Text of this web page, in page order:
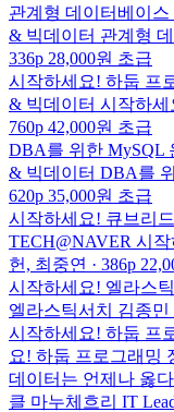
관계형 데이터베이스
& 빅데이터 관계형
336p 28,000원 초급
시작하세요! 하둡 프
& 빅데이터 시작하세
760p 42,000원 초급
DBA를 위한 MySQL
& 빅데이터 DBA를
620p 35,000원 초급
시작하세요! 큐브리드
TECH@NAVER 시작
헌, 최중연 · 386p
시작하세요! 엘라스틱
엘라스틱서치
김종민
시작하세요! 하둡 프
요! 하둡 프로그래밍
데이터는 언제나 옳
클 마누체흐리 IT